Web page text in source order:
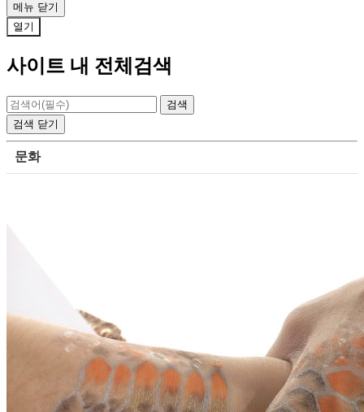
메뉴 닫기
열기
사이트 내 전체검색
검색 닫기
문화